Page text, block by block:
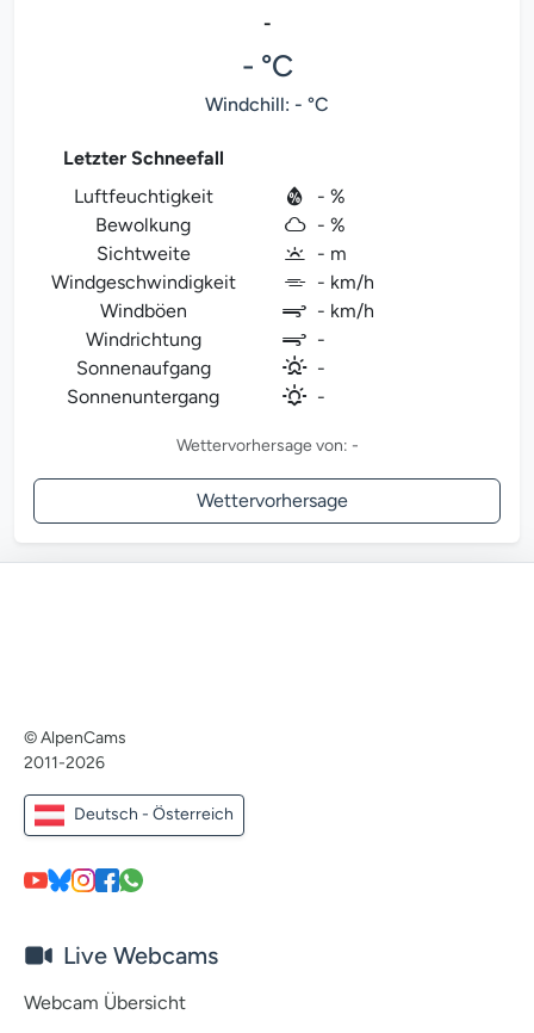
-
- °C
Windchill: - °C
Letzter Schneefall
Luftfeuchtigkeit
- %
Bewolkung
- %
Sichtweite
- m
Windgeschwindigkeit
- km/h
Windböen
- km/h
Windrichtung
-
Sonnenaufgang
-
Sonnenuntergang
-
Wettervorhersage von: -
Wettervorhersage
© AlpenCams
2011-2026
Deutsch - Österreich
Live Webcams
Webcam Übersicht